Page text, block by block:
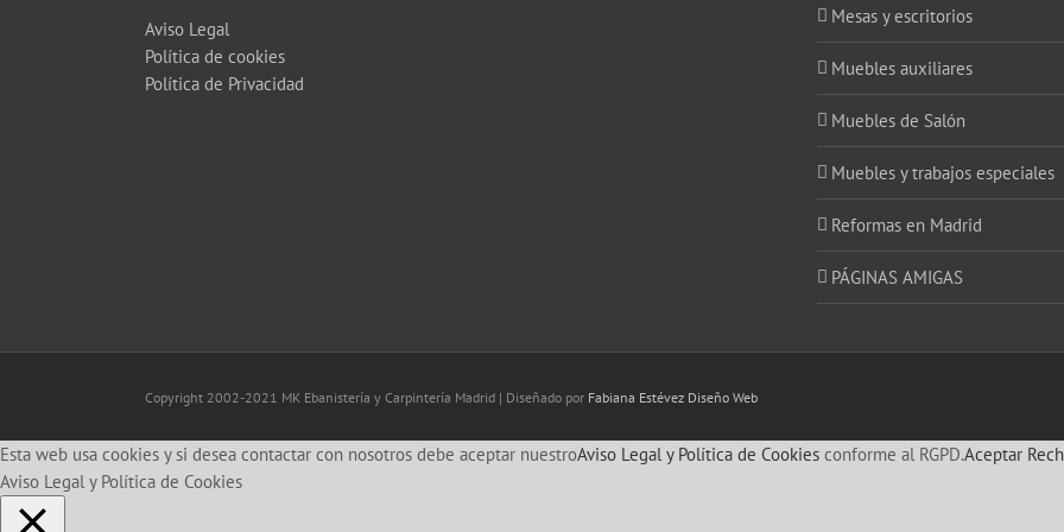
Aviso Legal
Política de cookies
Política de Privacidad
Mesas y escritorios
Muebles auxiliares
Muebles de Salón
Muebles y trabajos especiales
Reformas en Madrid
PÁGINAS AMIGAS
Copyright 2002-2021 MK Ebanistería y Carpintería Madrid | Diseñado por Fabiana Estévez Diseño Web
Esta web usa cookies y si desea contactar con nosotros debe aceptar nuestroAviso Legal y Política de Cookies conforme al RGPD.Aceptar
Aviso Legal y Política de Cookies